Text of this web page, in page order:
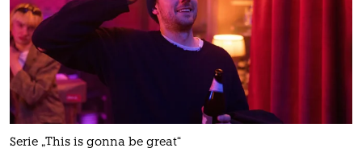
Serie „This is gonna be great“